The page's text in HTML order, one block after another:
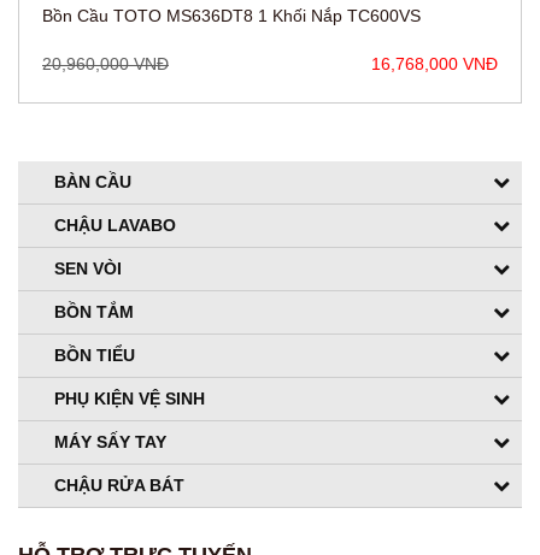
Bồn Cầu TOTO MS636DT8 1 Khối Nắp TC600VS
20,960,000 VNĐ 16,768,000 VNĐ
BÀN CẦU
CHẬU LAVABO
SEN VÒI
BỒN TẮM
BỒN TIỂU
PHỤ KIỆN VỆ SINH
MÁY SẤY TAY
CHẬU RỬA BÁT